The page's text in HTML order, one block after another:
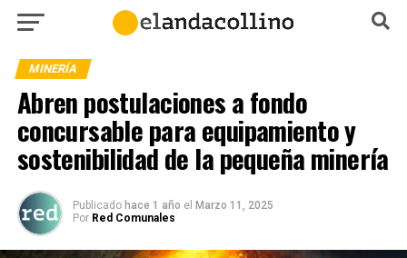
MINERÍA
Abren postulaciones a fondo
concursable para equipamiento y
sostenibilidad de la pequeña minería
Publicado hace 1 año el Marzo 11, 2025
Por Red Comunales